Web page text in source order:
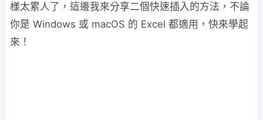
様太累人了，這邊我來分享二個快速插入的方法，不論
你是 Windows 或 macOS 的 Excel 都適用，快來學起
來！